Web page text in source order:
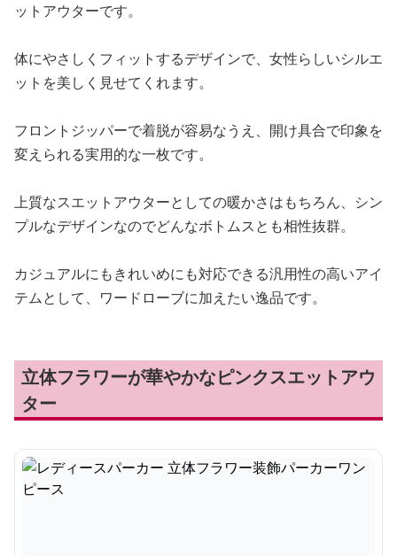
ットアウターです。
体にやさしくフィットするデザインで、女性らしいシルエ
ットを美しく見せてくれます。
フロントジッパーで着脱が容易なうえ、開け具合で印象を
変えられる実用的な一枚です。
上質なスエットアウターとしての暖かさはもちろん、シン
プルなデザインなのでどんなボトムスとも相性抜群。
カジュアルにもきれいめにも対応できる汎用性の高いアイ
テムとして、ワードローブに加えたい逸品です。
立体フラワーが華やかなピンクスエットアウ
ター